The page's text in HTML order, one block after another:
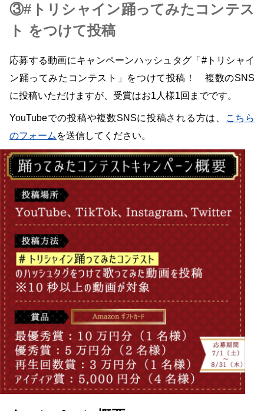
③#トリシャイン踊ってみたコンテス
ト をつけて投稿
応募する動画にキャンペーンハッシュタグ「#トリシャイ
ン踊ってみたコンテスト」をつけて投稿！ 複数のSNS
に投稿いただけますが、受賞はお1人様1回までです。
YouTubeでの投稿や複数SNSに投稿される方は、
こちら
のフォーム を送信してください。